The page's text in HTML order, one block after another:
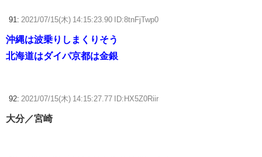
91: 2021/07/15(木) 14:15:23.90 ID:8tnFjTwp0
沖縄は波乗りしまくりそう
北海道はダイパ京都は金銀
92: 2021/07/15(木) 14:15:27.77 ID:HX5Z0Riir
大分／宮崎